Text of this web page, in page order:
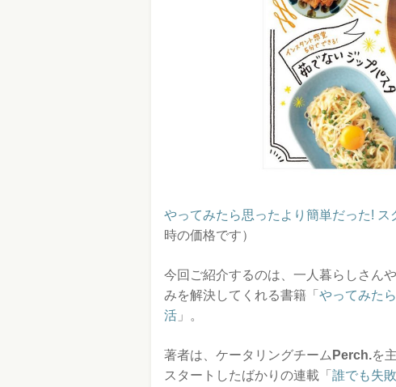
やってみたら思ったより簡単だった! ス
時の価格です）
今回ご紹介するのは、一人暮らしさん
みを解決してくれる書籍「 やってみた
活 」。
著者は、ケータリングチーム Perch.を
スタートしたばかりの連載「 誰でも失